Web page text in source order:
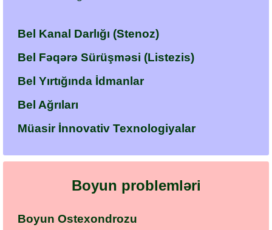
Bel Kanal Darlığı (Stenoz)
Bel Fəqərə Sürüşməsi (Listezis)
Bel Yırtığında İdmanlar
Bel Ağrıları
Müasir İnnovativ Texnologiyalar
Boyun problemləri
Boyun Ostexondrozu